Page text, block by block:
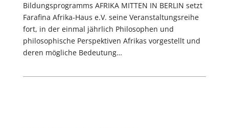
Bildungsprogramms AFRIKA MITTEN IN BERLIN setzt
Farafina Afrika-Haus e.V. seine Veranstaltungsreihe
fort, in der einmal jährlich Philosophen und
philosophische Perspektiven Afrikas vorgestellt und
deren mögliche Bedeutung…